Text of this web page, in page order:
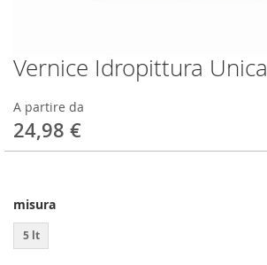
Vernice Idropittura Unica
A partire da
24,98 €
misura
5 lt
Vai
all'inizio
della
galleria
di
immagini